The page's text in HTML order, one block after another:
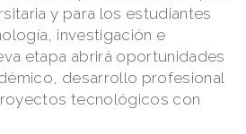
y para los estudiantes
investigación e
etapa abrirá oportunidades
desarrollo profesional
tecnológicos con